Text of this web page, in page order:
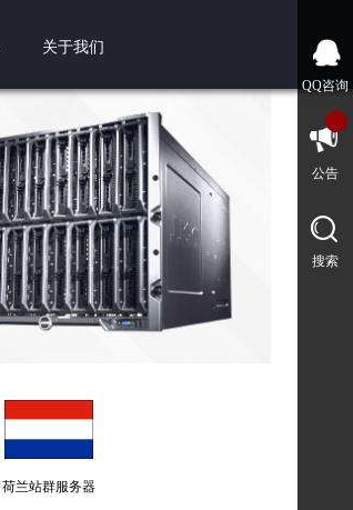
关于我们
荷兰站群服务器
QQ咨询
公告
搜索